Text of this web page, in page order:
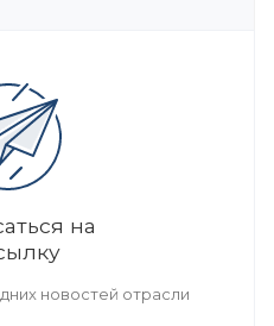
на
новостей отрасли